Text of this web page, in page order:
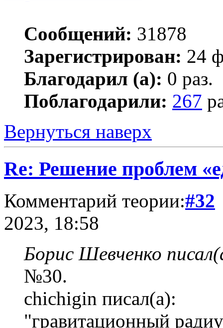
Сообщений: 31878
Зарегистрирован: 24
Благодарил (а): 0 раз.
Поблагодарили: 267
Вернуться наверх
Re: Решение проблем
Комментарий теории:#32
2023, 18:58
Борис Шевченко
№30.
chichigin писал(а):
"гравитационный